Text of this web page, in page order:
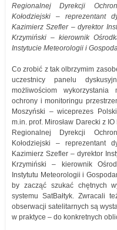
Regionalnej Dyrekcji
Kołodziejski – reprezentant
Kazimierz Szefler – dyrektor
Krzymiński – kierownik
Instytucie Meteorologii i
Co zrobić z tak olbrzymim
uczestnicy panelu
możliwościom
ochrony i monitoringu
Moszyński – wiceprezes
m.in. prof. Mirosław Darecki z
Regionalnej Dyrekcji
Kołodziejski – reprezentant
Kazimierz Szefler – dyrektor
Krzymiński – kierownik
Instytutu Meteorologii i
by zacząć szukać chętnych
systemu SatBałtyk. Zwracali
obserwacji satelitarnych są
w praktyce – do konkretnych